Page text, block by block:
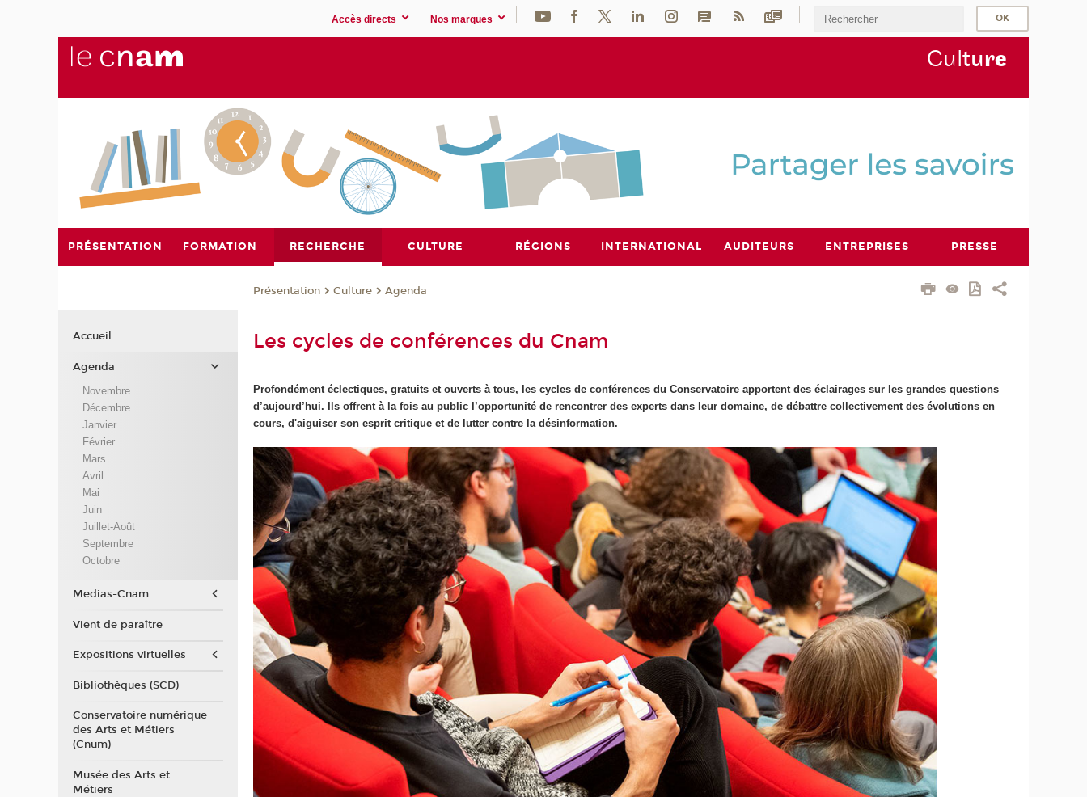
Accès directs Nos marques
Culture
PRÉSENTATION FORMATION RECHERCHE CULTURE RÉGIONS INTERNATIONAL AUDITEURS ENTREPRISES PRESSE
Présentation Culture Agenda
Les cycles de conférences du Cnam
Profondément éclectiques, gratuits et ouverts à tous, les cycles de conférences du Conservatoire apportent des éclairages sur les grandes questions
d’aujourd’hui. Ils offrent à la fois au public l’opportunité de rencontrer des experts dans leur domaine, de débattre collectivement des évolutions en
cours, d'aiguiser son esprit critique et de lutter contre la désinformation.
Accueil
Agenda
Novembre
Décembre
Janvier
Février
Mars
Avril
Mai
Juin
Juillet-Août
Septembre
Octobre
Medias-Cnam
Vient de paraître
Expositions virtuelles
Bibliothèques (SCD)
Conservatoire numérique
des Arts et Métiers
(Cnum)
Musée des Arts et
Métiers